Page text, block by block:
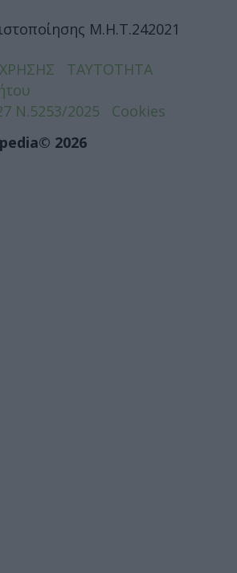
Μ.Η.Τ.242021
ΤΑΥΤΟΤΗΤΑ
Ν.5253/2025
Cookies
2026